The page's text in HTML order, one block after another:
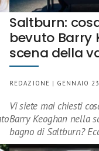
Saltburn:
bevuto Barry
scena della
REDAZIONE | GENNAIO
Vi siete mai chiesti
Barry Keoghan nella
bagno di Saltburn?